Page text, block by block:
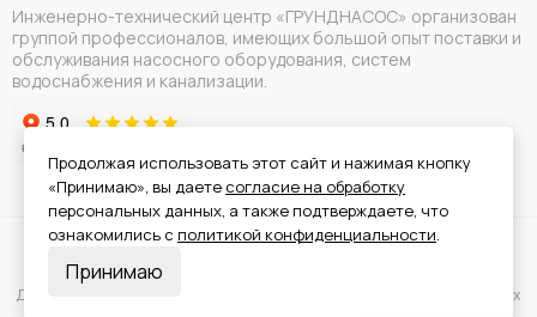
Инженерно-технический центр «ГРУНДНАСОС» организован
группой профессионалов, имеющих большой опыт поставки и
обслуживания насосного оборудования, систем
водоснабжения и канализации.
Для получения подробной информации о наличии и стоимости указанных
Продолжая использовать этот сайт и нажимая кнопку
«Принимаю», вы даете согласие на обработку
персональных данных, а также подтверждаете, что
ознакомились с политикой конфиденциальности.
Принимаю